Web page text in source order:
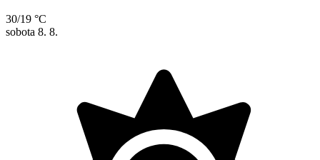
30/19 °C
sobota 8. 8.